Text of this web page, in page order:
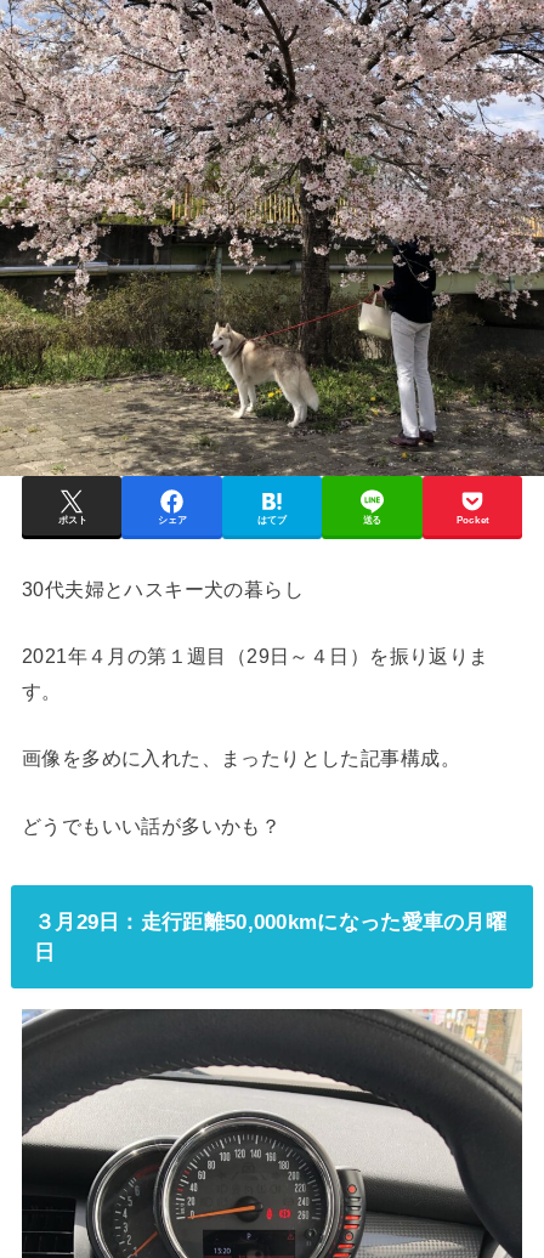
ポスト シェア はてブ 送る Pocket
30代夫婦とハスキー犬の暮らし
2021年４月の第１週目（29日～４日）を振り返りま
す。
画像を多めに入れた、まったりとした記事構成。
どうでもいい話が多いかも？
３月29日：走行距離50,000kmになった愛車の月曜
日